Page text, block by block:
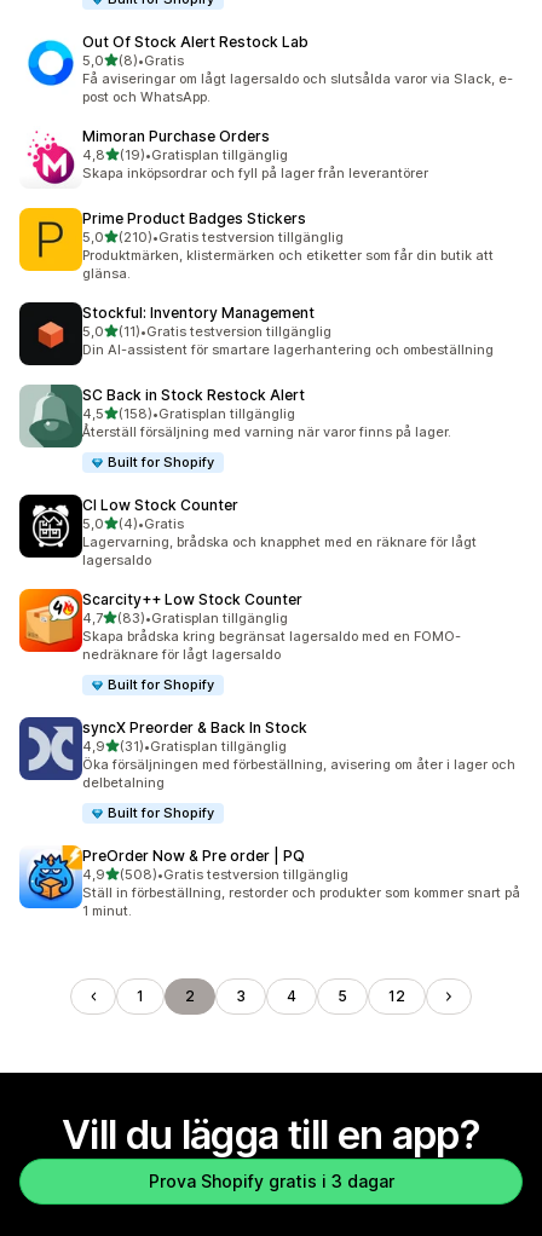
Out Of Stock Alert Restock Lab
5,0av 5 stjärnor
(8)
8 recensioner totalt
•Gratis
Få aviseringar om lågt lagersaldo och slutsålda varor via Slack, e-
post och WhatsApp.
Mimoran Purchase Orders
4,8av 5 stjärnor
(19)
19 recensioner totalt
•Gratisplan tillgänglig
Skapa inköpsordrar och fyll på lager från leverantörer
Prime Product Badges Stickers
5,0av 5 stjärnor
(210)
210 recensioner totalt
•Gratis testversion tillgänglig
Produktmärken, klistermärken och etiketter som får din butik att
glänsa.
Stockful: Inventory Management
5,0av 5 stjärnor
(11)
11 recensioner totalt
•Gratis testversion tillgänglig
Din AI-assistent för smartare lagerhantering och ombeställning
SC Back in Stock Restock Alert
4,5av 5 stjärnor
(158)
158 recensioner totalt
•Gratisplan tillgänglig
Återställ försäljning med varning när varor finns på lager.
Built for Shopify
CI Low Stock Counter
5,0av 5 stjärnor
(4)
4 recensioner totalt
•Gratis
Lagervarning, brådska och knapphet med en räknare för lågt
lagersaldo
Scarcity++ Low Stock Counter
4,7av 5 stjärnor
(83)
83 recensioner totalt
•Gratisplan tillgänglig
Skapa brådska kring begränsat lagersaldo med en FOMO-
nedräknare för lågt lagersaldo
Built for Shopify
syncX Preorder & Back In Stock
4,9av 5 stjärnor
(31)
31 recensioner totalt
•Gratisplan tillgänglig
Öka försäljningen med förbeställning, avisering om åter i lager och
delbetalning
Built for Shopify
PreOrder Now & Pre order | PQ
4,9av 5 stjärnor
(508)
508 recensioner totalt
•Gratis testversion tillgänglig
Ställ in förbeställning, restorder och produkter som kommer snart på
1 minut.
1 2 3 4 5 12
Vill du lägga till en app?
Prova Shopify gratis i 3 dagar